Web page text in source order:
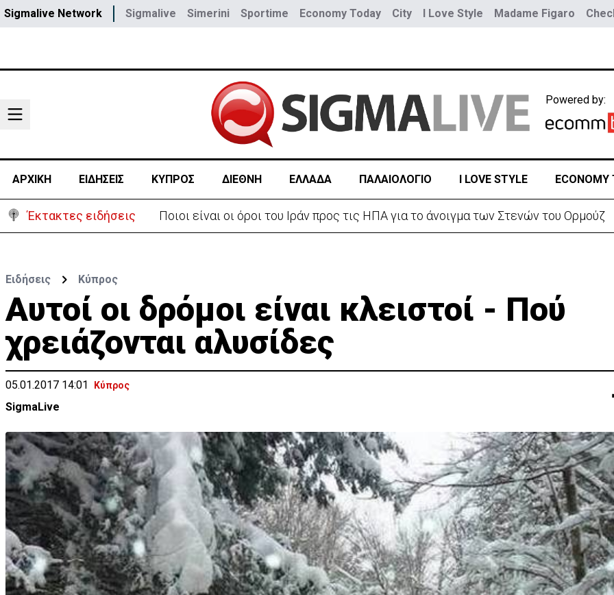
Sigmalive Network Sigmalive Simerini Sportime Economy Today City I Love Style Madame Figaro
Powered by:
ΑΡΧΙΚΗ ΕΙΔΗΣΕΙΣ ΚΥΠΡΟΣ ΔΙΕΘΝΗ ΕΛΛΑΔΑ ΠΑΛΑΙΟΛΟΓΙΟ I LOVE STYLE ECONOMY
Έκτακτες ειδήσεις Υψηλές οι θερμοκρασίες με αυξημένη υγρασία -«Στα παράλια είναι δύσκολα»
Ειδήσεις Κύπρος
Αυτοί οι δρόμοι είναι κλειστοί - Πού
χρειάζονται αλυσίδες
05.01.2017 14:01 Κύπρος
SigmaLive